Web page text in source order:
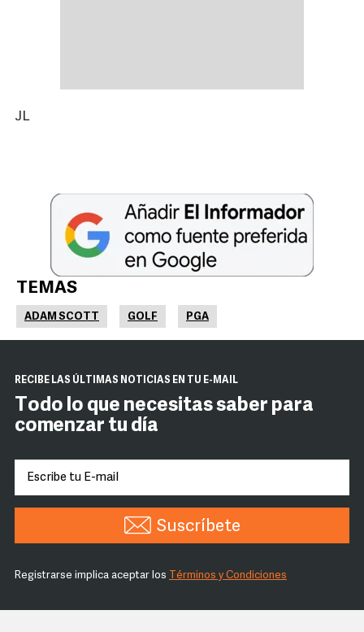
JL
TEMAS
ADAM SCOTT GOLF PGA
RECIBE LAS ÚLTIMAS NOTICIAS EN TU E-MAIL
Todo lo que necesitas saber para
comenzar tu día
Suscríbete
Registrarse implica aceptar los Términos y Condiciones